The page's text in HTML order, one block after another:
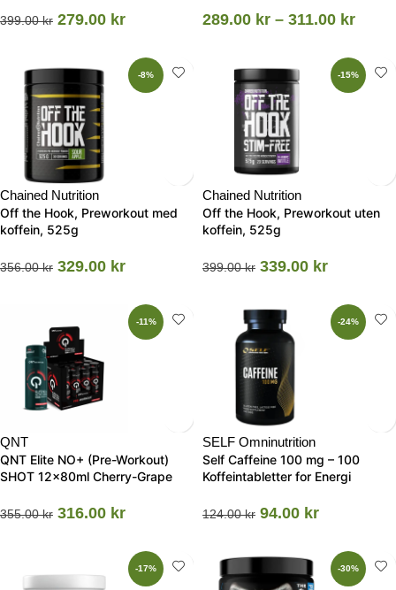
399.00kr 279.00 kr 289.00 kr – 311.00 kr
-8%
Chained Nutrition
Off the Hook, Preworkout med
koffein, 525g
356.00kr 329.00 kr
-15%
Chained Nutrition
Off the Hook, Preworkout uten
koffein, 525g
399.00kr 339.00 kr
-11%
QNT
QNT Elite NO+ (Pre-Workout)
SHOT 12x80ml Cherry-Grape
355.00kr 316.00 kr
-24%
SELF Omninutrition
Self Caffeine 100 mg – 100
Koffeintabletter for Energi
124.00kr 94.00 kr
-17% -30%